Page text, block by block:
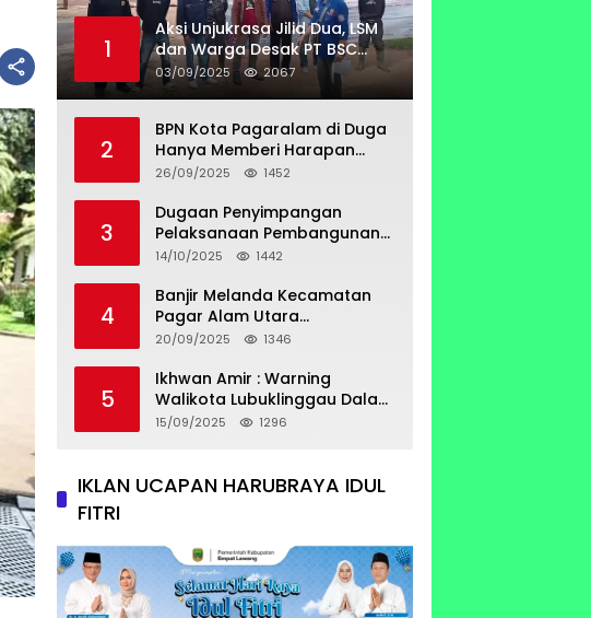
1
Aksi Unjukrasa Jilid Dua, LSM
dan Warga Desak PT BSC
Bayar Lahan Milik Untung
Suropati
03/09/2025 2067
2
BPN Kota Pagaralam di Duga
Hanya Memberi Harapan
Kurang Tanggap Terkait
26/09/2025 1452
3
Dugaan Penyimpangan
Pelaksanaan Pembangunan
Prasarana Utilitas
14/10/2025 1442
4
Banjir Melanda Kecamatan
Pagar Alam Utara
Pemerintahan Luber Belum
20/09/2025 1346
5
Ikhwan Amir : Warning
Walikota Lubuklinggau Dalam
Pengangkatan Staf Khusus
15/09/2025 1296
IKLAN UCAPAN HARUBRAYA IDUL
FITRI